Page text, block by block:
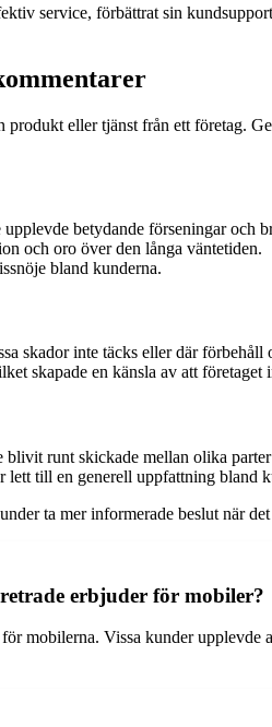
service, förbättrat sin
eller tjänst från ett företag.
betydande förseningar och
och oro över den långa väntetiden.
bland kunderna.
skador inte täcks eller där
skapade en känsla av att företaget
runt skickade mellan olika
till en generell uppfattning bland
ta mer informerade beslut när
erbjuder för mobiler?
mobilerna. Vissa kunder